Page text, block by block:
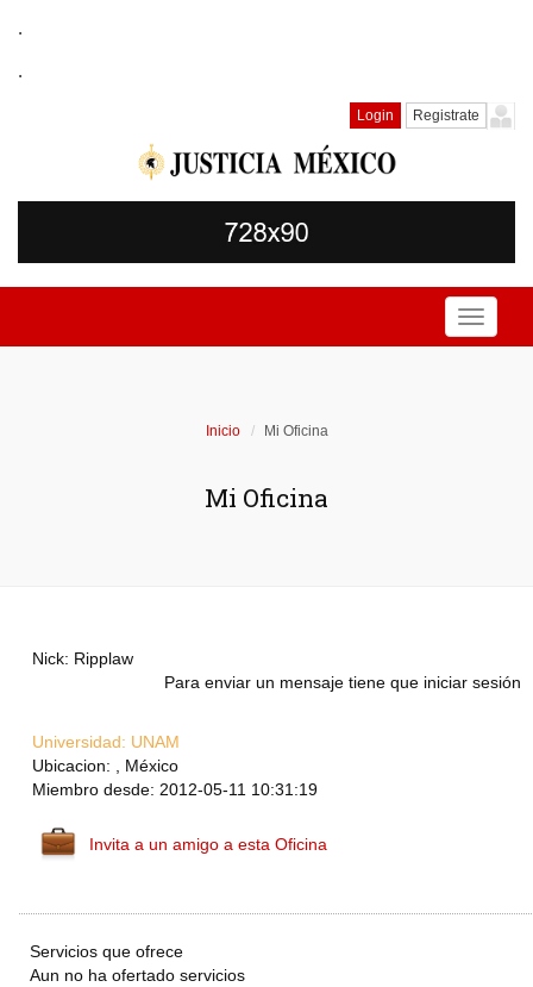
.
.
Login Registrate
Toggle
Inicio Mi Oficina
Mi Oficina
Nick: Ripplaw
Para enviar un mensaje tiene que iniciar sesión
Universidad: UNAM
Ubicacion: , México
Miembro desde: 2012-05-11 10:31:19
Invita a un amigo a esta Oficina
Servicios que ofrece
Aun no ha ofertado servicios